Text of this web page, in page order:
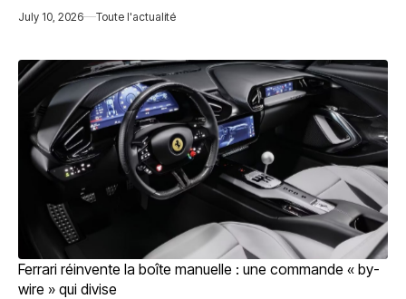
July 10, 2026 Toute l'actualité
Ferrari réinvente la boîte manuelle : une commande « by-
wire » qui divise